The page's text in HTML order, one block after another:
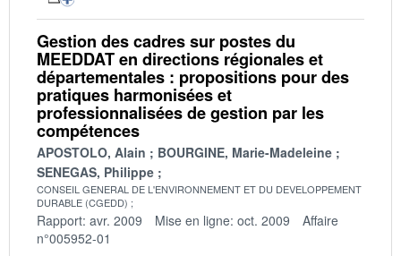
Gestion des cadres sur postes du
MEEDDAT en directions régionales et
départementales : propositions pour des
pratiques harmonisées et
professionnalisées de gestion par les
compétences
APOSTOLO, Alain
BOURGINE, Marie-Madeleine
SENEGAS, Philippe
CONSEIL GENERAL DE L'ENVIRONNEMENT ET DU DEVELOPPEMENT
DURABLE (CGEDD)
Rapport: avr. 2009 Mise en ligne: oct. 2009
Affaire
n°005952-01